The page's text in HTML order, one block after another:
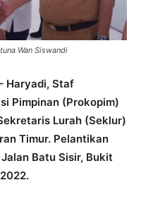
Wan Siswandi
Haryadi, Staf
Pimpinan (Prokopim)
Lurah (Seklur)
Timur. Pelantikan
Batu Sisir, Bukit